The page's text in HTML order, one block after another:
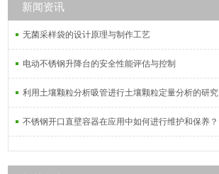
新闻资讯
无菌采样袋的设计原理与制作工艺
电动不锈钢升降台的安全性能评估与控制
利用土壤颗粒分析吸管进行土壤颗粒定量分析的研究
不锈钢开口直壁容器在应用中如何进行维护和保养？